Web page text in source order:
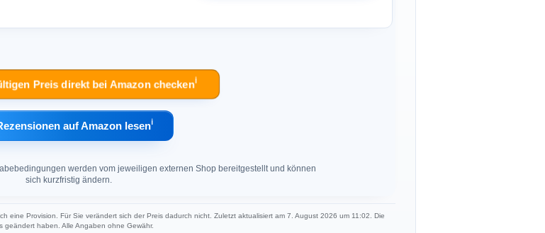
Preis direkt bei Amazon checkenℹ︎
auf Amazon lesenℹ︎
werden vom jeweiligen externen Shop bereitgestellt und können
sich kurzfristig ändern.
eine Provision. Für Sie verändert sich der Preis dadurch nicht. Zuletzt aktualisiert am 7. August 2026 um 11:02. Die
geändert haben. Alle Angaben ohne Gewähr.